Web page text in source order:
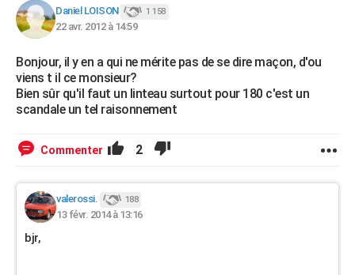
Carte de Noël
Carte Bonne année
Carte Saint-Valentin
Carte Pâques
Carte d'anniversaire
DICTIONNAIRE
Dictionnaire
Biographies
Citations
Expressions
Proverbes
PROGRAMME TV
COPAINS D'AVANT
S'inscrire
Se connecter
Lycées
Collèges
Primaires
Universités
Entreprises
Service militaire
Avis de recherche
AVIS DE DÉCÈS
Daniel LOISON 1 158
22 avr. 2012 à 14:59
Bonjour, il y en a qui ne mérite pas de se dire maçon, d'ou
viens t il ce monsieur?
Bien sûr qu'il faut un linteau surtout pour 180 c'est un
scandale un tel raisonnement
Commenter 2
valerossi. 188
13 févr. 2014 à 13:16
bjr,